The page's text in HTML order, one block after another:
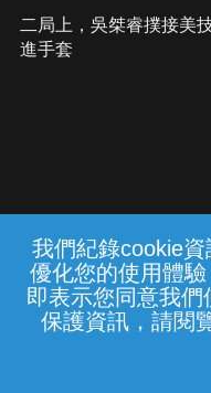
我們紀錄cookie
優化您的使用體
即表示您同意我
保護資訊，請閱
二局上，吳桀睿撲接美
進手套
常見問題 線上客服
中華電信股份
(統一編號